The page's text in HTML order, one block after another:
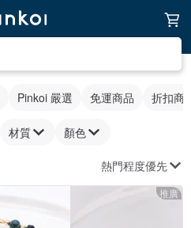
Pinkoi 嚴選 免運商品 折扣商
材質 顏色
熱門程度優先
推廣